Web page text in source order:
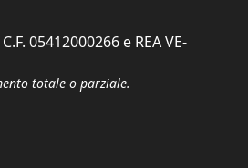
05412000266 e REA VE-
totale o parziale.